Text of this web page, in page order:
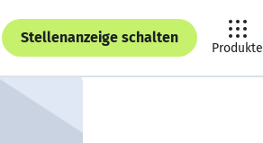
Stellenanzeige schalten
Produkte